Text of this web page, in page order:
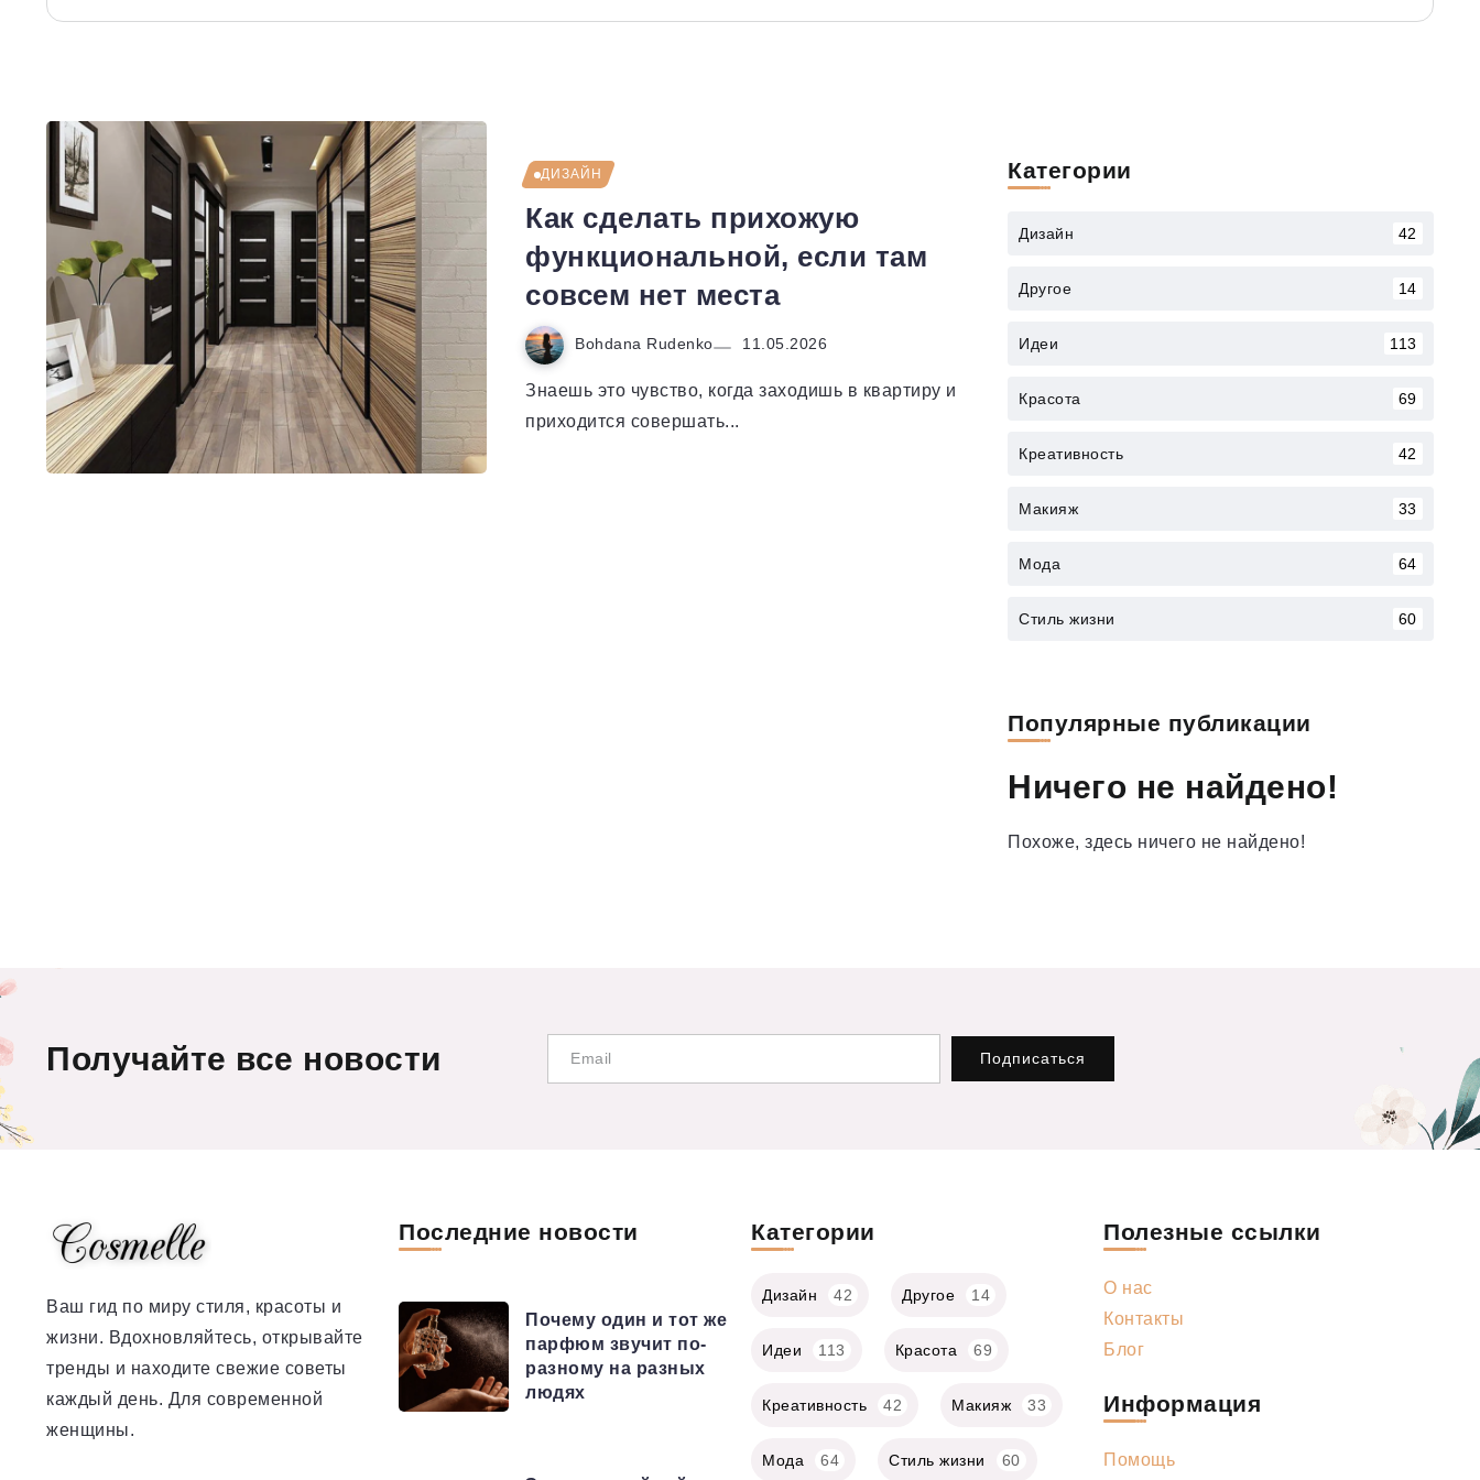
ДИЗАЙН
Как сделать прихожую
функциональной, если там
совсем нет места
Bohdana Rudenko 11.05.2026
Знаешь это чувство, когда заходишь в квартиру и
приходится совершать...
Категории
Дизайн 42
Другое 14
Идеи 113
Красота 69
Креативность 42
Макияж 33
Мода 64
Стиль жизни 60
Популярные публикации
Ничего не найдено!
Похоже, здесь ничего не найдено!
Получайте все новости Подписаться
Ваш гид по миру стиля, красоты и
жизни. Вдохновляйтесь, открывайте
тренды и находите свежие советы
каждый день. Для современной
женщины.
Последние новости
Почему один и тот же
парфюм звучит по-
разному на разных
людях
Категории
Дизайн 42 Другое 14
Идеи 113 Красота 69
Креативность 42 Макияж 33
Мода 64 Стиль жизни 60
Полезные ссылки
О нас
Контакты
Блог
Информация
Помощь